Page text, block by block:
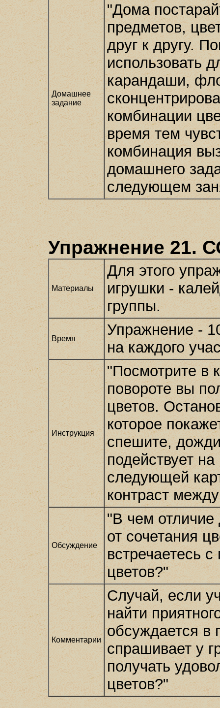
Домашнее
задание
"Дома
предметов,
друг к другу.
использовать
карандаши,
комбинации
время тем
комбинация
домашнего
следующем
Упражнение 21.
Материалы
Для этого
игрушки -
группы.
Время
Упражнение -
на каждого
Инструкция
"Посмотрите в
повороте вы
цветов.
которое
спешите,
подействует
следующей
контраст
Обсуждение
"В чем отличие
от сочетания
встречаетесь
цветов?"
Комментарии
Случай, если
найти
обсуждается в
спрашивает у
получать
цветов?"